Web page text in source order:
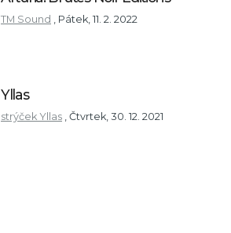
TM Sound Pátek, 11. 2. 2022
Yllas
strýček Yllas Čtvrtek, 30. 12. 2021